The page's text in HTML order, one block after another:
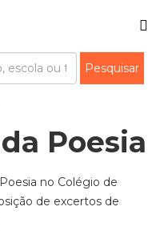
Poesia
no Colégio de
de excertos de